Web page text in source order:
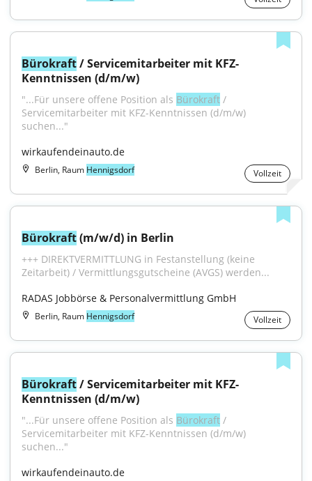
Bürokraft / Servicemitarbeiter mit KFZ-
Kenntnissen (d/m/w)
"...Für unsere offene Position als Bürokraft /
Servicemitarbeiter mit KFZ-Kenntnissen (d/m/w)
suchen..."
wirkaufendeinauto.de
Berlin, Raum Hennigsdorf Vollzeit
Bürokraft (m/w/d) in Berlin
+++ DIREKTVERMITTLUNG in Festanstellung (keine
Zeitarbeit) / Vermittlungsgutscheine (AVGS) werden...
RADAS Jobbörse & Personalvermittlung GmbH
Berlin, Raum Hennigsdorf Vollzeit
Bürokraft / Servicemitarbeiter mit KFZ-
Kenntnissen (d/m/w)
"...Für unsere offene Position als Bürokraft /
Servicemitarbeiter mit KFZ-Kenntnissen (d/m/w)
suchen..."
wirkaufendeinauto.de